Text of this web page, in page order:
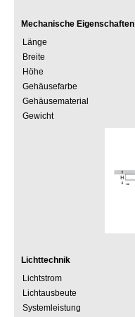
Mechanische Eigenschaften
Länge
Breite
Höhe
Gehäusefarbe
Gehäusematerial
Gewicht
Lichttechnik
Lichtstrom
Lichtausbeute
Systemleistung